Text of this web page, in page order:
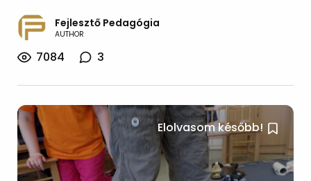
Fejlesztő Pedagógia
AUTHOR
7084 3
Elolvasom később!